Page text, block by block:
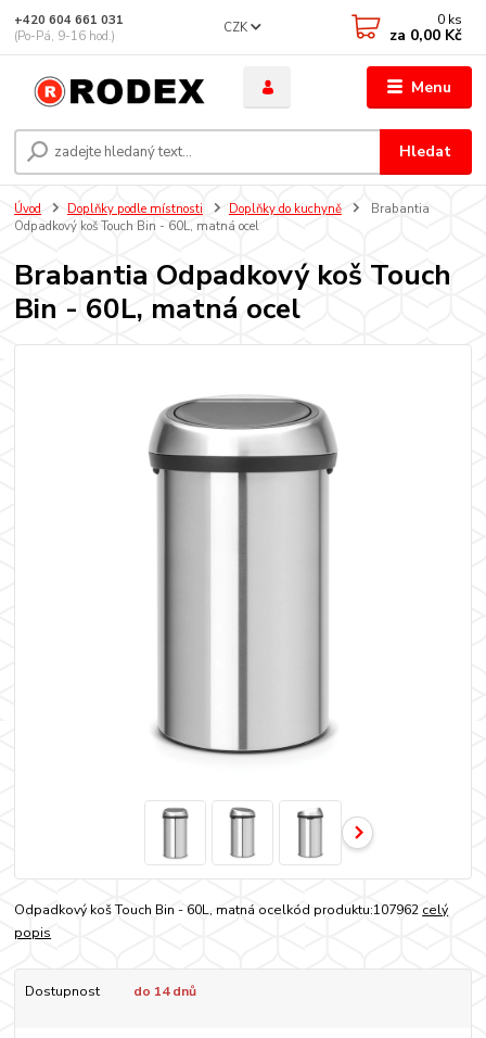
Menu
CZK
Hledat
+420 604 661 031
(Po-Pá, 9-16 hod.)
0 ks
za 0,00 Kč
Úvod Doplňky podle místnosti Doplňky do kuchyně
Brabantia
Odpadkový koš Touch Bin - 60L, matná ocel
Brabantia Odpadkový koš Touch
Bin - 60L, matná ocel
Odpadkový koš Touch Bin - 60L, matná ocelkód produktu:107962 celý
popis
Dostupnost do 14 dnů